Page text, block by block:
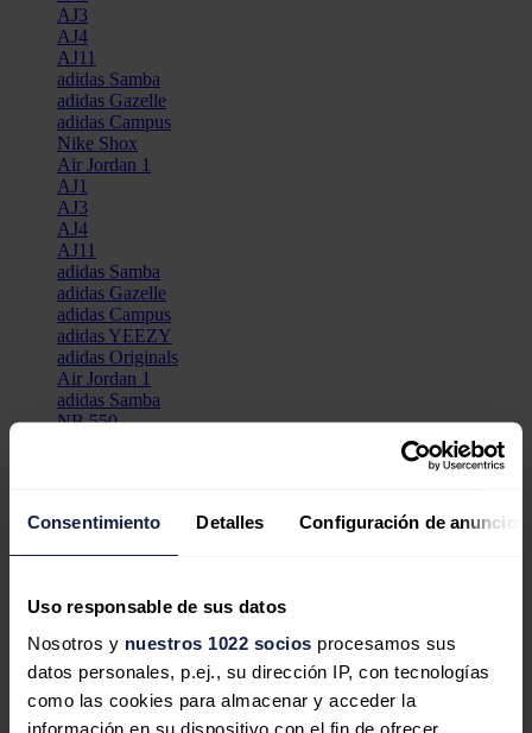
Consentimiento Detalles Configuración de anuncios
Uso responsable de sus datos
Nosotros y nuestros 1022 socios procesamos sus
datos personales, p.ej., su dirección IP, con tecnologías
como las cookies para almacenar y acceder la
información en su dispositivo con el fin de ofrecer
AJ3
AJ4
AJ11
adidas Samba
adidas Gazelle
adidas Campus
Nike Shox
Air Jordan 1
AJ1
AJ3
AJ4
AJ11
adidas Samba
adidas Gazelle
adidas Campus
adidas YEEZY
adidas Originals
Air Jordan 1
adidas Samba
NB 550
Air Jordan 1
Nike Air Max
Nike Shox
Air Jordan 1
AJ1
AJ3